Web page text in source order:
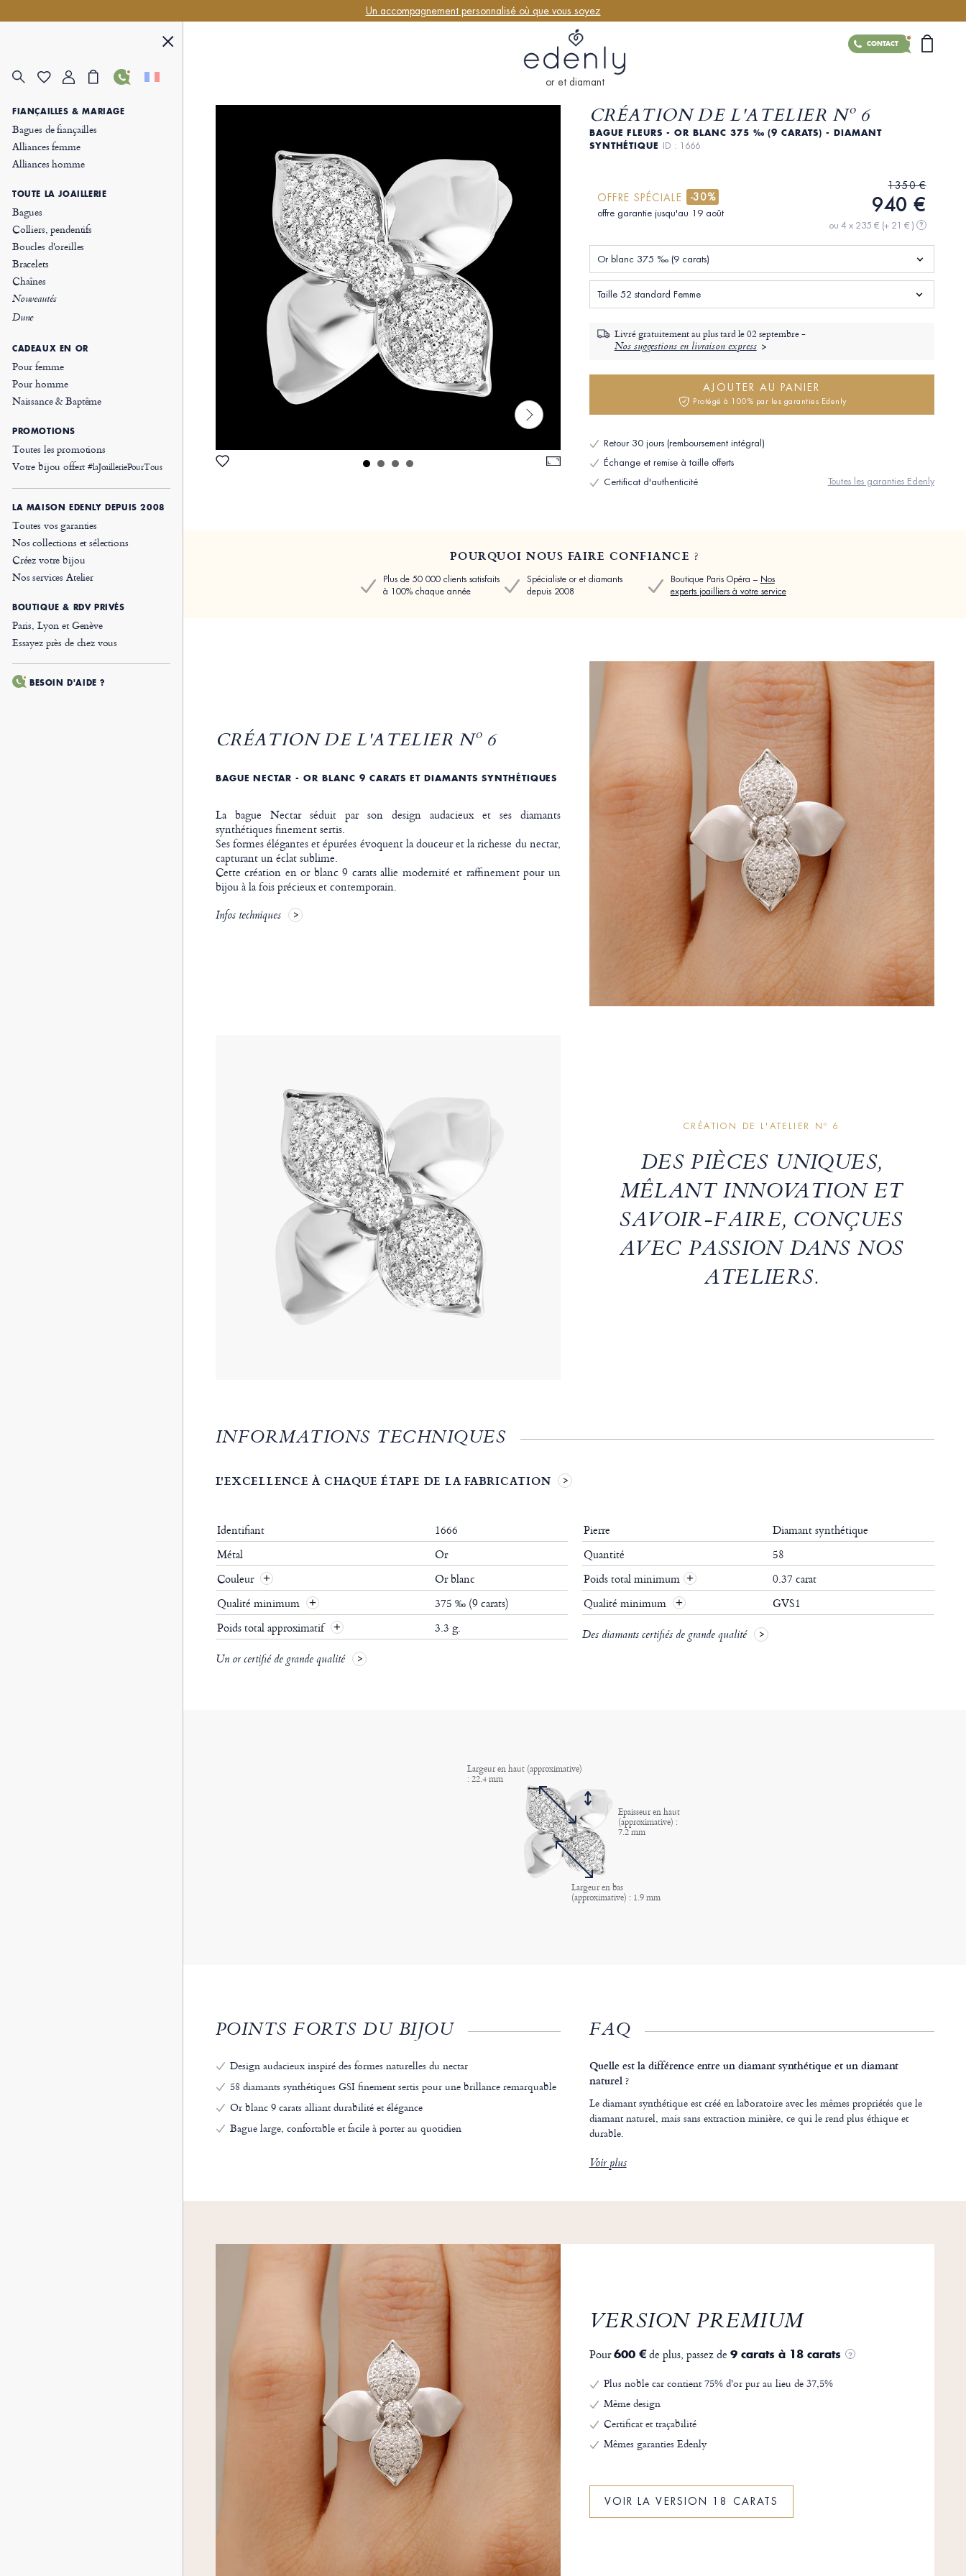
FIANÇAILLES & MARIAGE
Bagues de fiançailles
Alliances femme
Alliances homme
TOUTE LA JOAILLERIE
Bagues
Colliers, pendentifs
Boucles d'oreilles
Bracelets
Chaînes
Nouveautés
Dune
CADEAUX EN OR
Pour femme
Pour homme
Naissance & Baptême
PROMOTIONS
Toutes les promotions
Votre bijou offert#laJoailleriePourTous
LA MAISON EDENLY DEPUIS 2008
Toutes vos garanties
Nos collections et sélections
Créez votre bijou
Nos services Atelier
BOUTIQUE & RDV PRIVÉS
Paris, Lyon et Genève
Essayez près de chez vous
BESOIN D'AIDE ?
Un accompagnement personnalisé où que vous soyez
CONTACT
or et diamant
CRÉATION DE L'ATELIER Nº 6
BAGUE FLEURS - OR BLANC 375 ‰ (9 CARATS) - DIAMANT
SYNTHÉTIQUE ID : 1666
OFFRE SPÉCIALE -30%
offre garantie jusqu'au 19 août
1350 €
940 €
ou 4 x 235 € (+ 21 € ) ?
Or blanc 375 ‰ (9 carats)
Taille 52 standard Femme
Livré gratuitement au plus tard le02 septembre -
Nos suggestions en livraison express
AJOUTER AU PANIER
Protégé à 100% par les garanties Edenly
Retour 30 jours (remboursement intégral)
Échange et remise à taille offerts
Certificat d'authenticité
Toutes les garanties Edenly
POURQUOI NOUS FAIRE CONFIANCE ?
Plus de 50 000 clients satisfaits
à 100% chaque année
Spécialiste or et diamants
depuis 2008
Boutique Paris Opéra – Nos
experts joailliers à votre service
CRÉATION DE L'ATELIER Nº 6
BAGUE NECTAR - OR BLANC 9 CARATS ET DIAMANTS SYNTHÉTIQUES
La bague Nectar séduit par son design audacieux et ses diamants
synthétiques finement sertis.
Ses formes élégantes et épurées évoquent la douceur et la richesse du nectar,
capturant un éclat sublime.
Cette création en or blanc 9 carats allie modernité et raffinement pour un
bijou à la fois précieux et contemporain.
Infos techniques
CRÉATION DE L'ATELIER Nº 6
DES PIÈCES UNIQUES,
MÊLANT INNOVATION ET
SAVOIR-FAIRE, CONÇUES
AVEC PASSION DANS NOS
ATELIERS.
INFORMATIONS TECHNIQUES
L'EXCELLENCE À CHAQUE ÉTAPE DE LA FABRICATION
Identifiant
1666
Métal
Or
Couleur
Or blanc
Qualité minimum
375 ‰ (9 carats)
Poids total approximatif
3.3 g.
Un or certifié de grande qualité
Pierre
Diamant synthétique
Quantité
58
Poids total minimum +
0.37 carat
Qualité minimum
+ GVS1
Des diamants certifiés de grande qualité
Largeur en haut (approximative)
: 22.4 mm
Epaisseur en haut
(approximative) :
7.2 mm
Largeur en bas
(approximative) : 1.9 mm
POINTS FORTS DU BIJOU
Design audacieux inspiré des formes naturelles du nectar
58 diamants synthétiques GSI finement sertis pour une brillance remarquable
Or blanc 9 carats alliant durabilité et élégance
Bague large, confortable et facile à porter au quotidien
FAQ
Quelle est la différence entre un diamant synthétique et un diamant
naturel ?
Le diamant synthétique est créé en laboratoire avec les mêmes propriétés que le
diamant naturel, mais sans extraction minière, ce qui le rend plus éthique et
durable.
Voir plus
VERSION PREMIUM
Pour600 €de plus, passez de 9 carats à 18 carats ?
Plus noble car contient 75% d'or pur au lieu de 37,5%
Même design
Certificat et traçabilité
Mêmes garanties Edenly
VOIR LA VERSION 18 CARATS